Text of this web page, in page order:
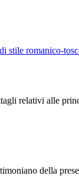
stile romanico-
relativi alle
della